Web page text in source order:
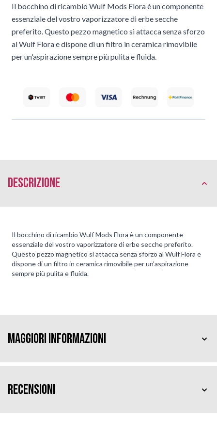
Il bocchino di ricambio Wulf Mods Flora è un componente
essenziale del vostro vaporizzatore di erbe secche
preferito. Questo pezzo magnetico si attacca senza sforzo
al Wulf Flora e dispone di un filtro in ceramica rimovibile
per un'aspirazione sempre più pulita e fluida.
Descrizione
Il bocchino di ricambio Wulf Mods Flora è un componente
essenziale del vostro vaporizzatore di erbe secche preferito.
Questo pezzo magnetico si attacca senza sforzo al Wulf Flora e
dispone di un filtro in ceramica rimovibile per un'aspirazione
sempre più pulita e fluida.
Maggiori Informazioni
Recensioni